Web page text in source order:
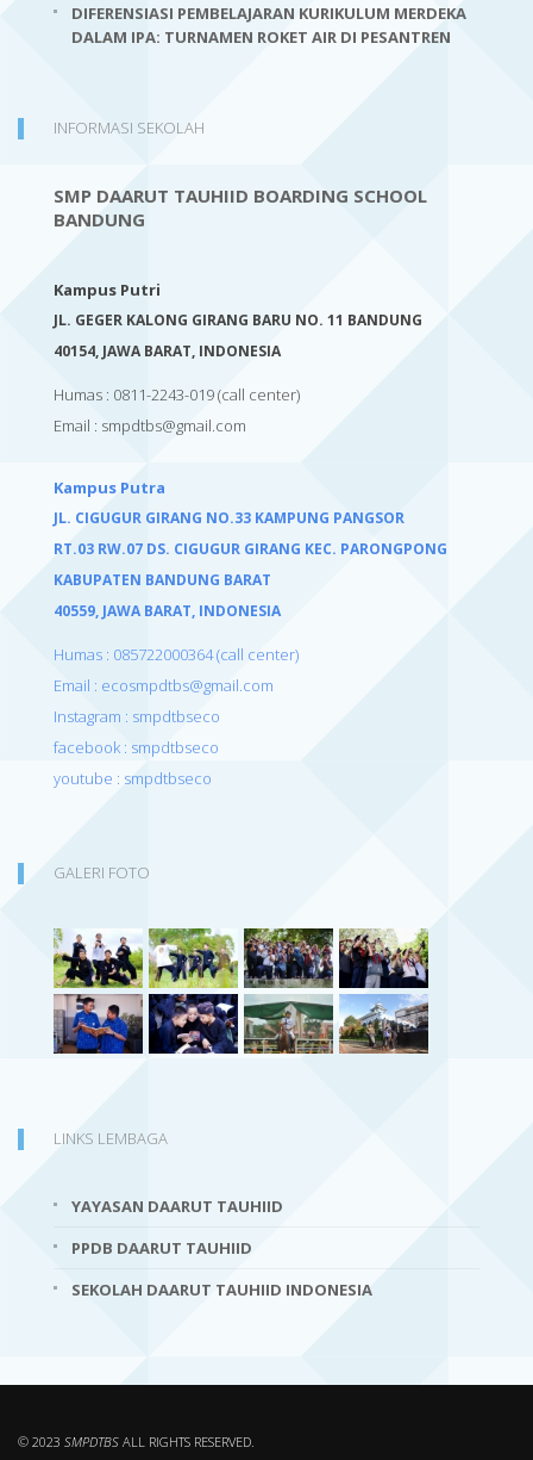
DIFERENSIASI PEMBELAJARAN KURIKULUM MERDEKA
DALAM IPA: TURNAMEN ROKET AIR DI PESANTREN
INFORMASI SEKOLAH
SMP DAARUT TAUHIID BOARDING SCHOOL
BANDUNG
Kampus Putri
JL. GEGER KALONG GIRANG BARU NO. 11 BANDUNG
40154, JAWA BARAT, INDONESIA
Humas : 0811-2243-019(call center)
Email : smpdtbs@gmail.com
Kampus Putra
JL. CIGUGUR GIRANG NO.33 KAMPUNG PANGSOR
RT.03 RW.07 DS. CIGUGUR GIRANG KEC. PARONGPONG
KABUPATEN BANDUNG BARAT
40559, JAWA BARAT, INDONESIA
Humas : 085722000364 (call center)
Email : ecosmpdtbs@gmail.com
Instagram : smpdtbseco
facebook : smpdtbseco
youtube : smpdtbseco
GALERI FOTO
LINKS LEMBAGA
YAYASAN DAARUT TAUHIID
PPDB DAARUT TAUHIID
SEKOLAH DAARUT TAUHIID INDONESIA
© 2023 SMPDTBS ALL RIGHTS RESERVED.